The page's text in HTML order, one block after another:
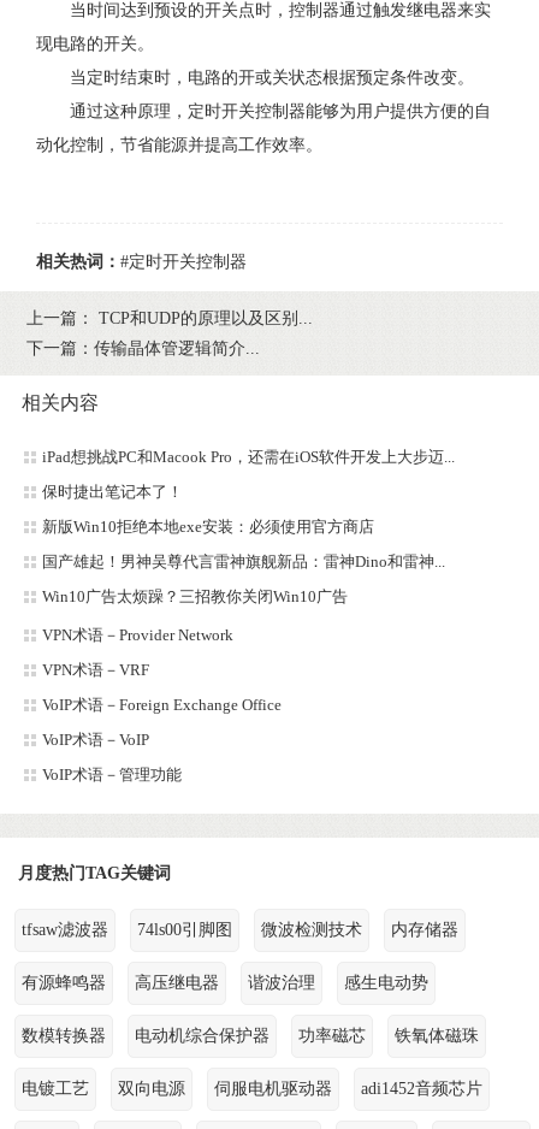
当时间达到预设的开关点时，控制器通过触发继电器来实
现电路的开关。
当定时结束时，电路的开或关状态根据预定条件改变。
通过这种原理，定时开关控制器能够为用户提供方便的自
动化控制，节省能源并提高工作效率。
相关热词： #定时开关控制器
上一篇：
TCP和UDP的原理以及区别...
下一篇：传输晶体管逻辑简介...
相关内容
iPad想挑战PC和Macook Pro，还需在iOS软件开发上大步迈...
保时捷出笔记本了！
新版Win10拒绝本地exe安装：必须使用官方商店
国产雄起！男神吴尊代言雷神旗舰新品：雷神Dino和雷神...
Win10广告太烦躁？三招教你关闭Win10广告
VPN术语－Provider Network
VPN术语－VRF
VoIP术语－Foreign Exchange Office
VoIP术语－VoIP
VoIP术语－管理功能
月度热门TAG关键词
tfsaw滤波器 74ls00引脚图 微波检测技术 内存储器
有源蜂鸣器 高压继电器 谐波治理 感生电动势
数模转换器 电动机综合保护器 功率磁芯 铁氧体磁珠
电镀工艺 双向电源 伺服电机驱动器 adi1452音频芯片